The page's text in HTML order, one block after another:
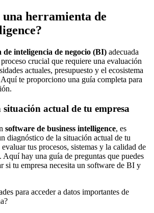
herramienta de
inteligencia de negocio (BI) adecuada
crucial que requiere una evaluación
actuales, presupuesto y el ecosistema
te proporciono una guía completa para
situación actual de tu empresa
software de business intelligence, es
diagnóstico de la situación actual de tu
tus procesos, sistemas y la calidad de
Aquí hay una guía de preguntas que puedes
si tu empresa necesita un software de BI y
para acceder a datos importantes de